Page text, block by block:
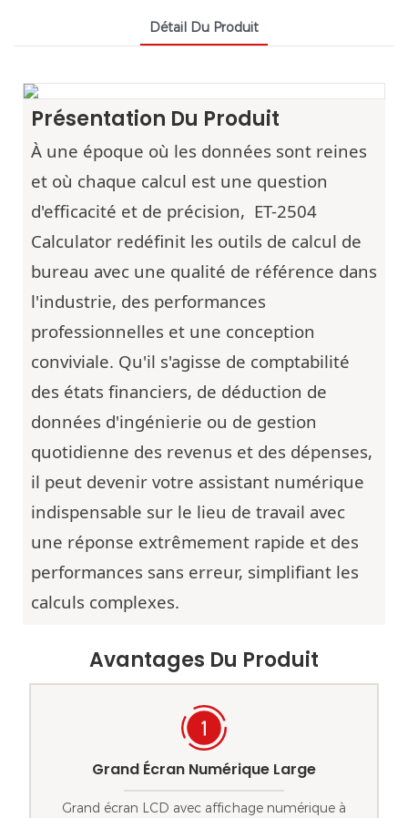
Détail Du Produit
Présentation Du Produit
À une époque où les données sont reines
et où chaque calcul est une question
d'efficacité et de précision, ET-2504
Calculator redéfinit les outils de calcul de
bureau avec une qualité de référence dans
l'industrie, des performances
professionnelles et une conception
conviviale. Qu'il s'agisse de comptabilité
des états financiers, de déduction de
données d'ingénierie ou de gestion
quotidienne des revenus et des dépenses,
il peut devenir votre assistant numérique
indispensable sur le lieu de travail avec
une réponse extrêmement rapide et des
performances sans erreur, simplifiant les
calculs complexes.
Avantages Du Produit
Grand Écran Numérique Large
Grand écran LCD avec affichage numérique à